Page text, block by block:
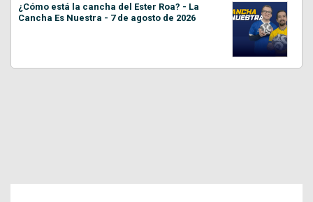
¿Cómo está la cancha del Ester Roa? - La
Cancha Es Nuestra - 7 de agosto de 2026